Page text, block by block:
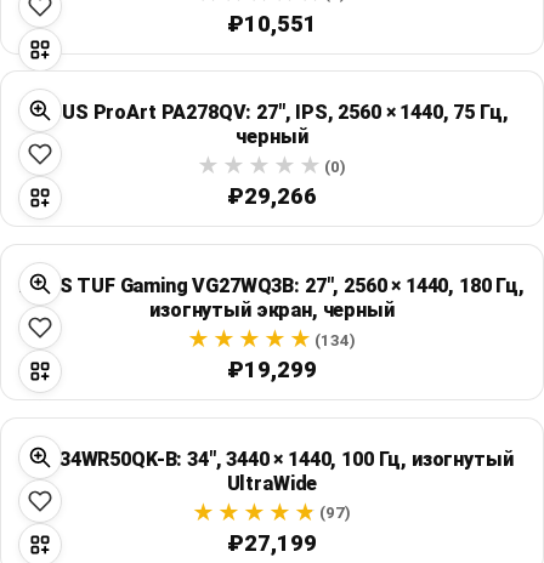
₽10,551
ASUS ProArt PA278QV: 27", IPS, 2560 × 1440, 75 Гц,
черный
(0)
₽29,266
ASUS TUF Gaming VG27WQ3B: 27", 2560 × 1440, 180 Гц,
изогнутый экран, черный
(134)
₽19,299
LG 34WR50QK-B: 34", 3440 × 1440, 100 Гц, изогнутый
UltraWide
(97)
₽27,199